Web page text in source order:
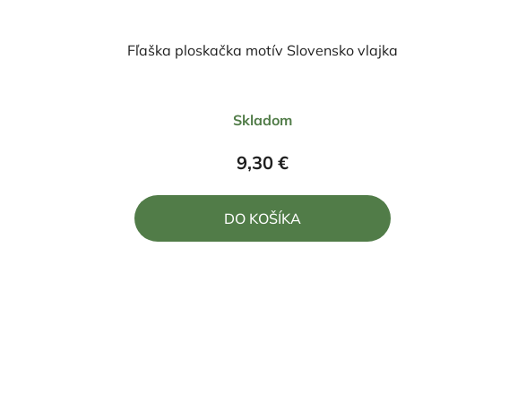
Fľaška ploskačka motív Slovensko vlajka
hodnotenie
produktu
z
Skladom
9,30 €
DO KOŠÍKA